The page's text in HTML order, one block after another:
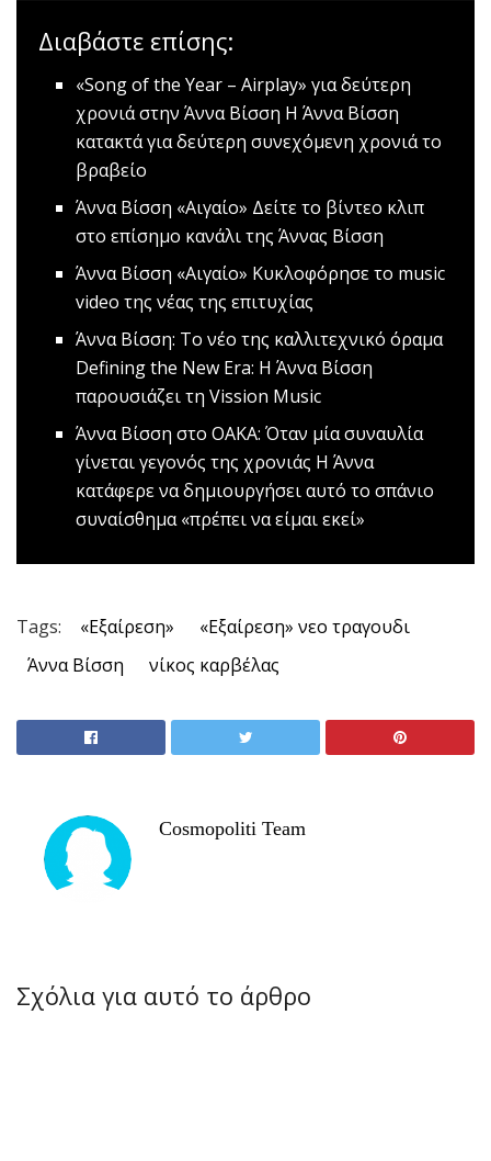
Διαβάστε επίσης:
«Song of the Year – Airplay» για δεύτερη
χρονιά στην Άννα Βίσση Η Άννα Βίσση
κατακτά για δεύτερη συνεχόμενη χρονιά το
βραβείο
Άννα Βίσση «Αιγαίο» Δείτε το βίντεο κλιπ
στο επίσημο κανάλι της Άννας Βίσση
Άννα Βίσση «Αιγαίο» Κυκλοφόρησε το music
video της νέας της επιτυχίας
Άννα Βίσση: Το νέο της καλλιτεχνικό όραμα
Defining the New Era: Η Άννα Βίσση
παρουσιάζει τη Vission Music
Άννα Βίσση στο ΟΑΚΑ: Όταν μία συναυλία
γίνεται γεγονός της χρονιάς Η Άννα
κατάφερε να δημιουργήσει αυτό το σπάνιο
συναίσθημα «πρέπει να είμαι εκεί»
Tags: «Εξαίρεση»
«Εξαίρεση» νεο τραγουδι
Άννα Βίσση
νίκος καρβέλας
Cosmopoliti Team
Σχόλια για αυτό το άρθρο